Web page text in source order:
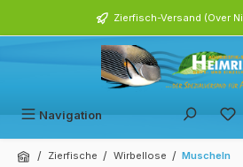
Zierfisch-Versand (Over
Navigation
/ Zierfische / Wirbellose / Muscheln